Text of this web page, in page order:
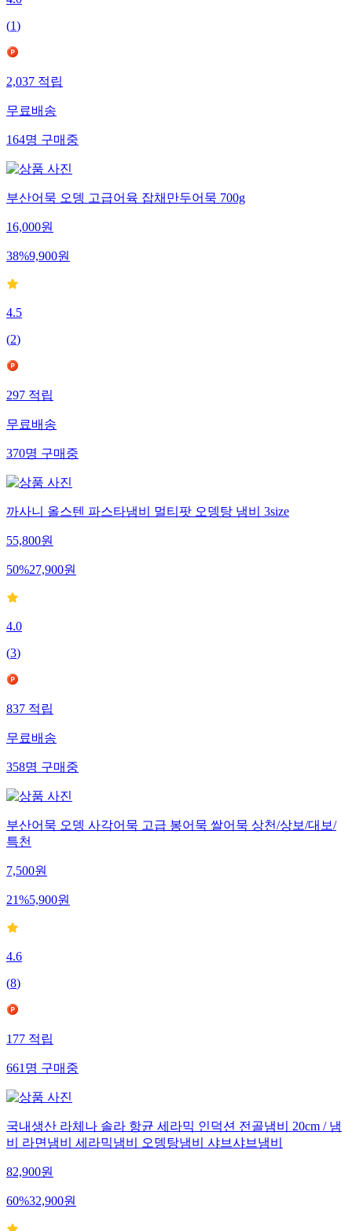
4.0
(1)
2,037적립
무료배송
164명구매중
부산어묵 오뎅 고급어육 잡채만두어묵 700g
16,000원
38%9,900원
4.5
(2)
297적립
무료배송
370명구매중
까사니 올스텐 파스타냄비 멀티팟 오뎅탕 냄비 3size
55,800원
50%27,900원
4.0
(3)
837적립
무료배송
358명구매중
부산어묵 오뎅 사각어묵 고급 봉어묵 쌀어묵 상천/상보/대보/
특천
7,500원
21%5,900원
4.6
(8)
177적립
661명구매중
국내생산 라체나 솔라 항균 세라믹 인덕션 전골냄비 20cm / 냄
비 라면냄비 세라믹냄비 오뎅탕냄비 샤브샤브냄비
82,900원
60%32,900원